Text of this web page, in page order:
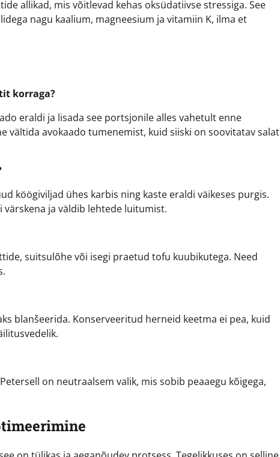
allikad, mis võitlevad kehas oksüdatiivse stressiga. See
nagu kaalium, magneesium ja vitamiin K, ilma et
korraga?
eraldi ja lisada see portsjonile alles vahetult enne
vältida avokaado tumenemist, kuid siiski on soovitatav salat
köögiviljad ühes karbis ning kaste eraldi väikeses purgis.
värskena ja väldib lehtede luitumist.
suitsulõhe või isegi praetud tofu kuubikutega. Need
blanšeerida. Konserveeritud herneid keetma ei pea, kuid
on neutraalsem valik, mis sobib peaaegu kõigega,